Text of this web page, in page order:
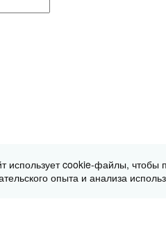
использует cookie-файлы,
опыта и анализа